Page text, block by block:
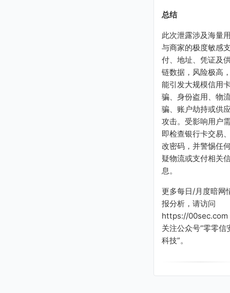
总结
此次泄露涉及海量
与商家的极度敏感
付、地址、凭证及
链数据，风险极高
能引发大规模信用
骗、身份盗用、物
骗、账户劫持或供
攻击。受影响用户
即检查银行卡交易
改密码，并警惕任
疑物流或支付相关
息。
更多每日/月度暗网
报分析，请访问
https://00sec.com
关注公众号“零零信
科技”。